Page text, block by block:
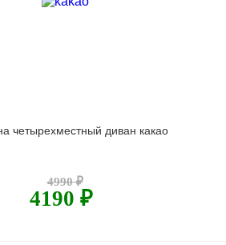
четырехместный диван какао
4990 ₽
4190 ₽